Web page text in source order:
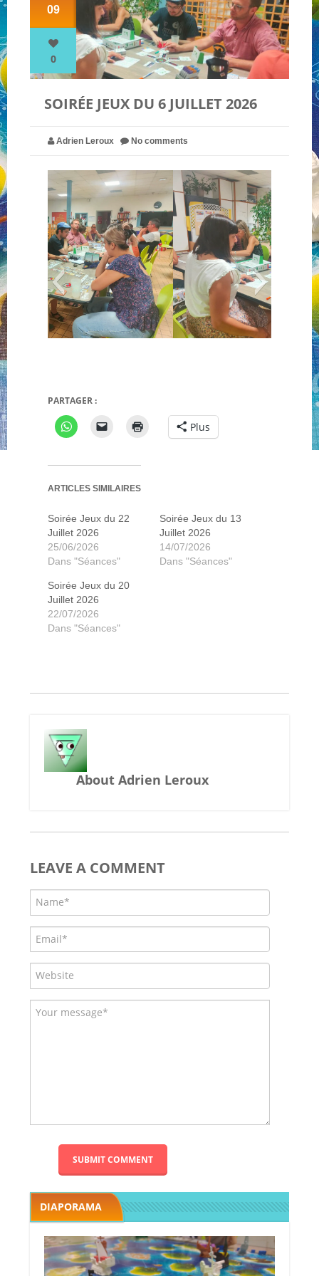
NOS PARTENAIRES
09
0
SOIRÉE JEUX DU 6 JUILLET 2026
Adrien Leroux No comments
Brass Birmingham
Star Wars : Shatterpoint
Auberge espagnole
Auberge espagnole
Salon pour dames
Blood on the Clocktower
L'encyclopédie des monstres
PARTAGER :
Plus
ARTICLES SIMILAIRES
Soirée Jeux du 22
Juillet 2026
25/06/2026
Dans "Séances"
Soirée Jeux du 13
Juillet 2026
14/07/2026
Dans "Séances"
Soirée Jeux du 20
Juillet 2026
22/07/2026
Dans "Séances"
About Adrien Leroux
LEAVE A COMMENT
DIAPORAMA